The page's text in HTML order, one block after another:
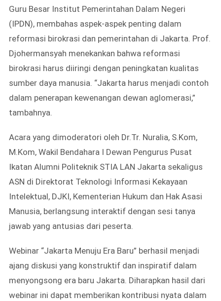
Guru Besar Institut Pemerintahan Dalam Negeri
(IPDN), membahas aspek-aspek penting dalam
reformasi birokrasi dan pemerintahan di Jakarta. Prof.
Djohermansyah menekankan bahwa reformasi
birokrasi harus diiringi dengan peningkatan kualitas
sumber daya manusia. “Jakarta harus menjadi contoh
dalam penerapan kewenangan dewan aglomerasi,”
tambahnya.
Acara yang dimoderatori oleh Dr.Tr. Nuralia, S.Kom,
M.Kom, Wakil Bendahara I Dewan Pengurus Pusat
Ikatan Alumni Politeknik STIA LAN Jakarta sekaligus
ASN di Direktorat Teknologi Informasi Kekayaan
Intelektual, DJKI, Kementerian Hukum dan Hak Asasi
Manusia, berlangsung interaktif dengan sesi tanya
jawab yang antusias dari peserta.
Webinar “Jakarta Menuju Era Baru” berhasil menjadi
ajang diskusi yang konstruktif dan inspiratif dalam
menyongsong era baru Jakarta. Diharapkan hasil dari
webinar ini dapat memberikan kontribusi nyata dalam